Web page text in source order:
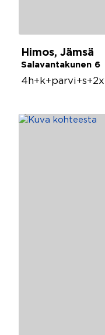
Himos, Jämsä
Salavantakunen 6